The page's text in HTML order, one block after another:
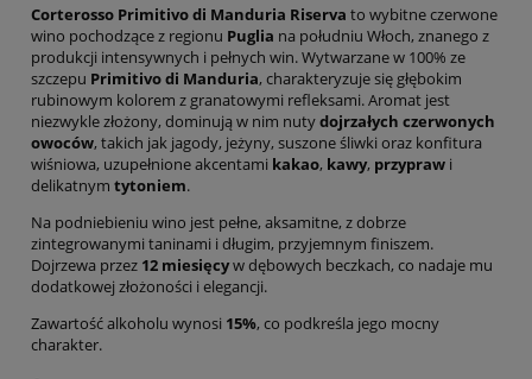
Corterosso Primitivo di Manduria Riserva to wybitne czerwone
wino pochodzące z regionu Puglia na południu Włoch, znanego z
produkcji intensywnych i pełnych win. Wytwarzane w 100% ze
szczepu Primitivo di Manduria, charakteryzuje się głębokim
rubinowym kolorem z granatowymi refleksami. Aromat jest
niezwykle złożony, dominują w nim nutydojrzałych czerwonych
owoców, takich jak jagody, jeżyny, suszone śliwki oraz konfitura
wiśniowa, uzupełnione akcentami kakao, kawy, przypraw i
delikatnym tytoniem.
Na podniebieniu wino jest pełne, aksamitne, z dobrze
zintegrowanymi taninami i długim, przyjemnym finiszem.
Dojrzewa przez 12 miesięcyw dębowych beczkach, co nadaje mu
dodatkowej złożoności i elegancji.
Zawartość alkoholu wynosi 15%, co podkreśla jego mocny
charakter.